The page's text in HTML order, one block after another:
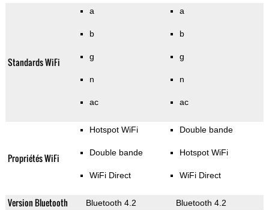
Standards WiFi
a
b
g
n
ac
a
b
g
n
ac
Propriétés WiFi
Hotspot WiFi
Double bande
WiFi Direct
Double bande
Hotspot WiFi
WiFi Direct
Version Bluetooth Bluetooth 4.2 Bluetooth 4.2